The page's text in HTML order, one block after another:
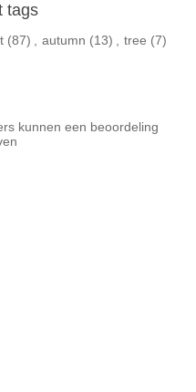
tags
(87) , autumn (13) , tree (7)
kunnen een beoordeling